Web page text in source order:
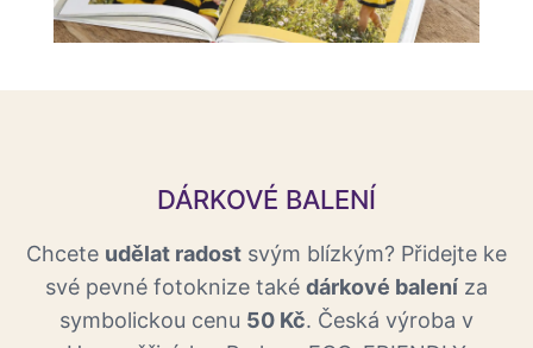
DÁRKOVÉ BALENÍ
Chcete udělat radost svým blízkým? Přidejte ke
své pevné fotoknize také dárkové balení za
symbolickou cenu 50 Kč. Česká výroba v